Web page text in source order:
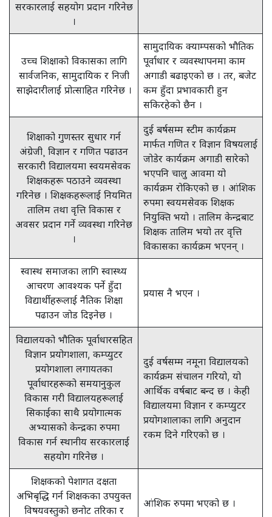
सरकारलाई सहयोग प्रदान गरिनेछ
।
उच्च शिक्षाको विकासका लागि
सार्वजनिक, सामुदायिक र निजी
साझेदारीलाई प्रोत्साहित गरिनेछ ।
सामुदायिक क्याम्पसको भौतिक
पूर्वाधार र व्यवस्थापनमा काम
अगाडी बढाइएको छ । तर, बजेट
कम हुँदा प्रभावकारी हुन
सकिरहेको छैन ।
शिक्षाको गुणस्तर सुधार गर्न
अंग्रेजी¸ विज्ञान र गणित पढाउन
सरकारी विद्यालयमा स्वयमसेवक
शिक्षकहरू पठाउने व्यवस्था
गरिनेछ । शिक्षकहरूलाई नियमित
तालिम तथा वृत्ति विकास र
अवसर प्रदान गर्ने व्यवस्था गरिनेछ
।
दुई बर्षसम्म स्टीम कार्यक्रम
मार्फत गणित र विज्ञान विषयलाई
जोडेर कार्यक्रम अगाडी सारेको
भएपनि चालु आवमा यो
कार्यक्रम रोकिएको छ । आंशिक
रुपमा स्वयमसेवक शिक्षक
नियुक्ति भयो । तालिम केन्द्रबाट
शिक्षक तालिम भयो तर वृत्ति
विकासका कार्यक्रम भएनन् ।
स्वास्थ समाजका लागि स्वास्थ्य
आचरण आवश्यक पर्ने हुँदा
विद्यार्थीहरूलाई नैतिक शिक्षा
पढाउन जोड दिइनेछ ।
प्रयास नै भएन ।
विद्यालयको भौतिक पूर्वाधारसहित
विज्ञान प्रयोगशाला, कम्प्युटर
प्रयोगशाला लगायतका
पूर्वाधारहरूको समयानुकुल
विकास गरी विद्यालयहरूलाई
सिकाईका साथै प्रयोगात्मक
अभ्यासको केन्द्रका रुपमा
विकास गर्न स्थानीय सरकारलाई
सहयोग गरिनेछ ।
दुई वर्षसम्म नमूना विद्यालयको
कार्यक्रम संचालन गरियो, यो
आर्थिक वर्षबाट बन्द छ । केही
विद्यालयमा विज्ञान र कम्प्युटर
प्रयोगशालाका लागि अनुदान
रकम दिने गरिएको छ ।
शिक्षकको पेशागत दक्षता
अभिबृद्धि गर्न शिक्षकका उपयुक्त
विषयवस्तुको छनोट तरिका र
आंशिक रुपमा भएको छ ।